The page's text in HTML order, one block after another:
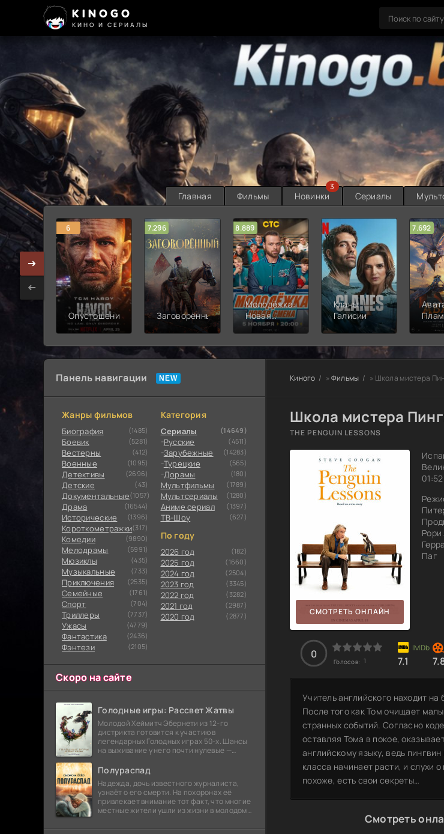
KINOGO
КИНО И СЕРИАЛЫ
Главная Фильмы Новинки
3
Сериалы
6
Опустошение
7.296
Заговорённый
8.889
Молодёжка:
Новая
смена
Кланы
Галисии
7.692
Панель навигации
Жанры фильмов
Биография (1485)
Боевик (5281)
Вестерны (412)
Военные (1095)
Детективы (2696)
Детские (43)
Документальные(1057)
Драма (16544)
Исторические (1396)
Короткометражки(317)
Комедии (9890)
Мелодрамы (5991)
Мюзиклы (435)
Музыкальные (733)
Приключения (2535)
Семейные (1761)
Cпорт (704)
Триллеры (7737)
Ужасы (4779)
Фантастика (2436)
Фэнтези (2105)
Категория
Сериалы (14649)
Русские (4511)
Зарубежные (14283)
Турецкие (565)
Дорамы (180)
Мультфильмы (1789)
Мультсериалы (1280)
Аниме сериал (1397)
ТВ-Шоу (627)
По году
2026 год (182)
2025 год (1660)
2024 год (2504)
2023 год (3345)
2022 год (3282)
2021 год (2987)
2020 год (2877)
Скоро на сайте
Голодные игры: Рассвет Жатвы
Молодой Хеймитч Эбернети из 12-го
дистрикта готовится к участию в
легендарных Голодных играх 50-х. Шансы
на выживание у него почти нулевые —
победу еще сорок
Полураспад
Надежда, дочь известного журналиста,
узнаёт о его смерти. На похоронах её
привлекает внимание тот факт, что многие
местные жители ушли из жизни в молодом
бомбы
Киного » Фильмы » Школа мистера
Школа мистера
THE PENGUIN LESSONS
СМОТРЕТЬ ОНЛАЙН
01:52
Паг
0
Голосов: 1 7.1
Учитель английского находит
После того как Том очищает
странных событий. Согласно
оставляя Тома в покое,
английскому языку, ведь
класса начинает расти, и слухи
похоже, есть свои секреты…
Смотреть